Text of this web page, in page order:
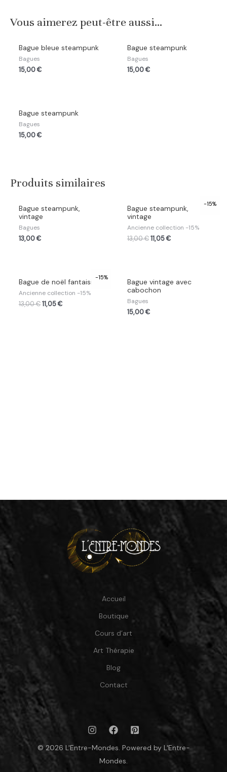
Vous aimerez peut-être aussi…
Bague bleue steampunk
Bagues
15,00€
Bague steampunk
Bagues
15,00€
Bague steampunk
Bagues
15,00€
Produits similaires
Bague steampunk,
vintage
Bagues
13,00€
-15%
Bague steampunk,
vintage
Ancienne collection -15%
13,00€ 11,05€
-15%
Bague de noël fantaisie
Ancienne collection -15%
13,00€ 11,05€
Bague vintage avec
cabochon
Bagues
15,00€
Accueil
Boutique
Cours d’art
Art Thérapie
Blog
Contact
© 2026 L'Entre-Mondes. Powered by L'Entre-
Mondes.